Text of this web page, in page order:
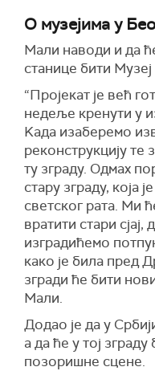
О музејима у
Мали наводи и да
станице бити
“Пројекат је већ
недеље кренути у
Kада изаберемо
реконструкцију те
ту зграду. Одмах
стару зграду, која
светског рата. Ми
вратити стари
изградићемо
како је била пред
згради ће бити
Мали.
Додао је да у
а да ће у тој
позоришне сцене.